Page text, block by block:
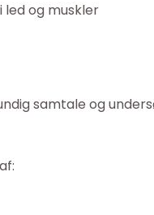
og muskler
samtale og